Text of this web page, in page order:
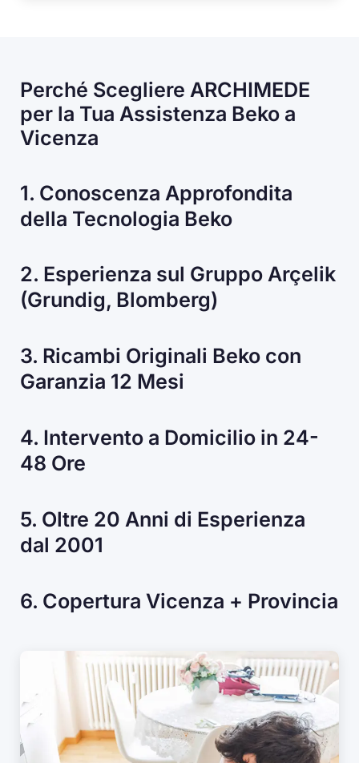
Perché Scegliere ARCHIMEDE
per la Tua Assistenza Beko a
Vicenza
1. Conoscenza Approfondita
della Tecnologia Beko
2. Esperienza sul Gruppo Arçelik
(Grundig, Blomberg)
3. Ricambi Originali Beko con
Garanzia 12 Mesi
4. Intervento a Domicilio in 24-
48 Ore
5. Oltre 20 Anni di Esperienza
dal 2001
6. Copertura Vicenza + Provincia